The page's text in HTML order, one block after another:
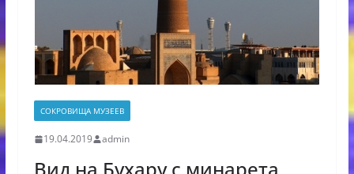
СОКРОВИЩА МУЗЕЕВ
19.04.2019 admin